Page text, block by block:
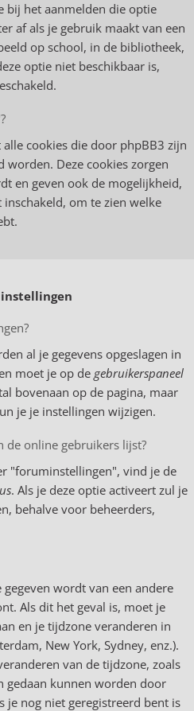
bij het aanmelden die optie
af als je gebruik maakt van een
op school, in de bibliotheek,
optie niet beschikbaar is,
cookies die door phpBB3 zijn
Deze cookies zorgen
en geven ook de mogelijkheid,
om te zien welke
al je gegevens opgeslagen in
moet je op de gebruikerspaneel
bovenaan op de pagina, maar
je je instellingen wijzigen.
de online gebruikers lijst?
"foruminstellingen", vind je de
. Als je deze optie activeert zul je
behalve voor beheerders,
wordt van een andere
Als dit het geval is, moet je
en je tijdzone veranderen in
New York, Sydney, enz.).
van de tijdzone, zoals
gedaan kunnen worden door
je nog niet geregistreerd bent is